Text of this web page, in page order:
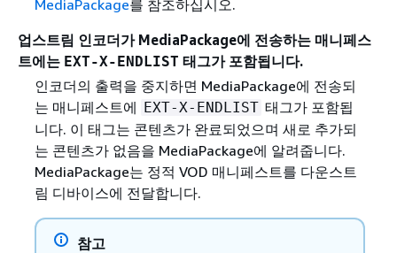
MediaPackage를 참조하십시오.
업스트림 인코더가 MediaPackage에 전송하는 매니페스
트에는 EXT-X-ENDLIST 태그가 포함됩니다.
인코더의 출력을 중지하면 MediaPackage에 전송되
는 매니페스트에 EXT-X-ENDLIST 태그가 포함됩
니다. 이 태그는 콘텐츠가 완료되었으며 새로 추가되
는 콘텐츠가 없음을 MediaPackage에 알려줍니다.
MediaPackage는 정적 VOD 매니페스트를 다운스트
림 디바이스에 전달합니다.
참고